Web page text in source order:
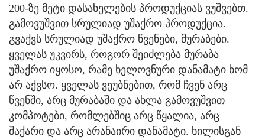
200-ზე მეტი დასახელების პროდუქციას ვუშვებთ.
გამოვუშვით სრულიად უშაქრო პროდუქცია.
გვაქვს სრულიად უშაქრო წვენები, მურაბები.
ყველას უკვირს, როგორ შეიძლება მურაბა
უშაქრო იყოსო, რამე ხელოვნური დანამატი ხომ
არ აქვსო. ყველას ვეუბნებით, რომ ჩვენ არც
წვენში, არც მურაბაში და ახლა გამოვუშვით
კომპოტები, რომლებშიც არც წყალია, არც
შაქარი და არც არანაირი დანამატი. ხილისგან